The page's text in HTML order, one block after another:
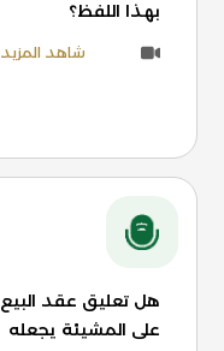
بهذا اللفظ؟
شاهد المزيد
هل تعليق عقد البيع
على المشيئة يجعله